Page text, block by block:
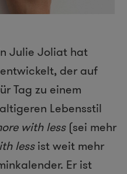
Julie Joliat hat
der auf
Tag zu einem
Lebensstil
with less(sei mehr
lessist weit mehr
Er ist